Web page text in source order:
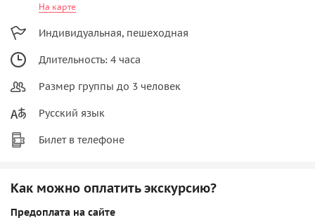
На карте
Индивидуальная, пешеходная
Длительность: 4 часа
Размер группы до 3 человек
Русский язык
Билет в телефоне
Как можно оплатить экскурсию?
Предоплата на сайте